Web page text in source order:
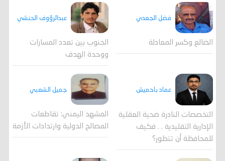
فضل الجعدي
الضالع وكسر المعادلة
عبدالرؤوف الحنشي
الجنوب بين تعدد المسارات
ووحدة الهدف
عماد باحميش
التخصصات النادرة ضحية العقلية
الإدارية التقليدية . . فكيف
للمحافظة أن تتطور؟
جميل الشعبي
المشهد اليمني: تقاطعات
المصالح الدولية وارتدادات الأزمة